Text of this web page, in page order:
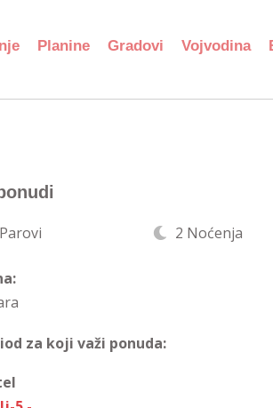
Planine Gradovi Vojvodina
Parovi 2 Noćenja
za koji važi ponuda: